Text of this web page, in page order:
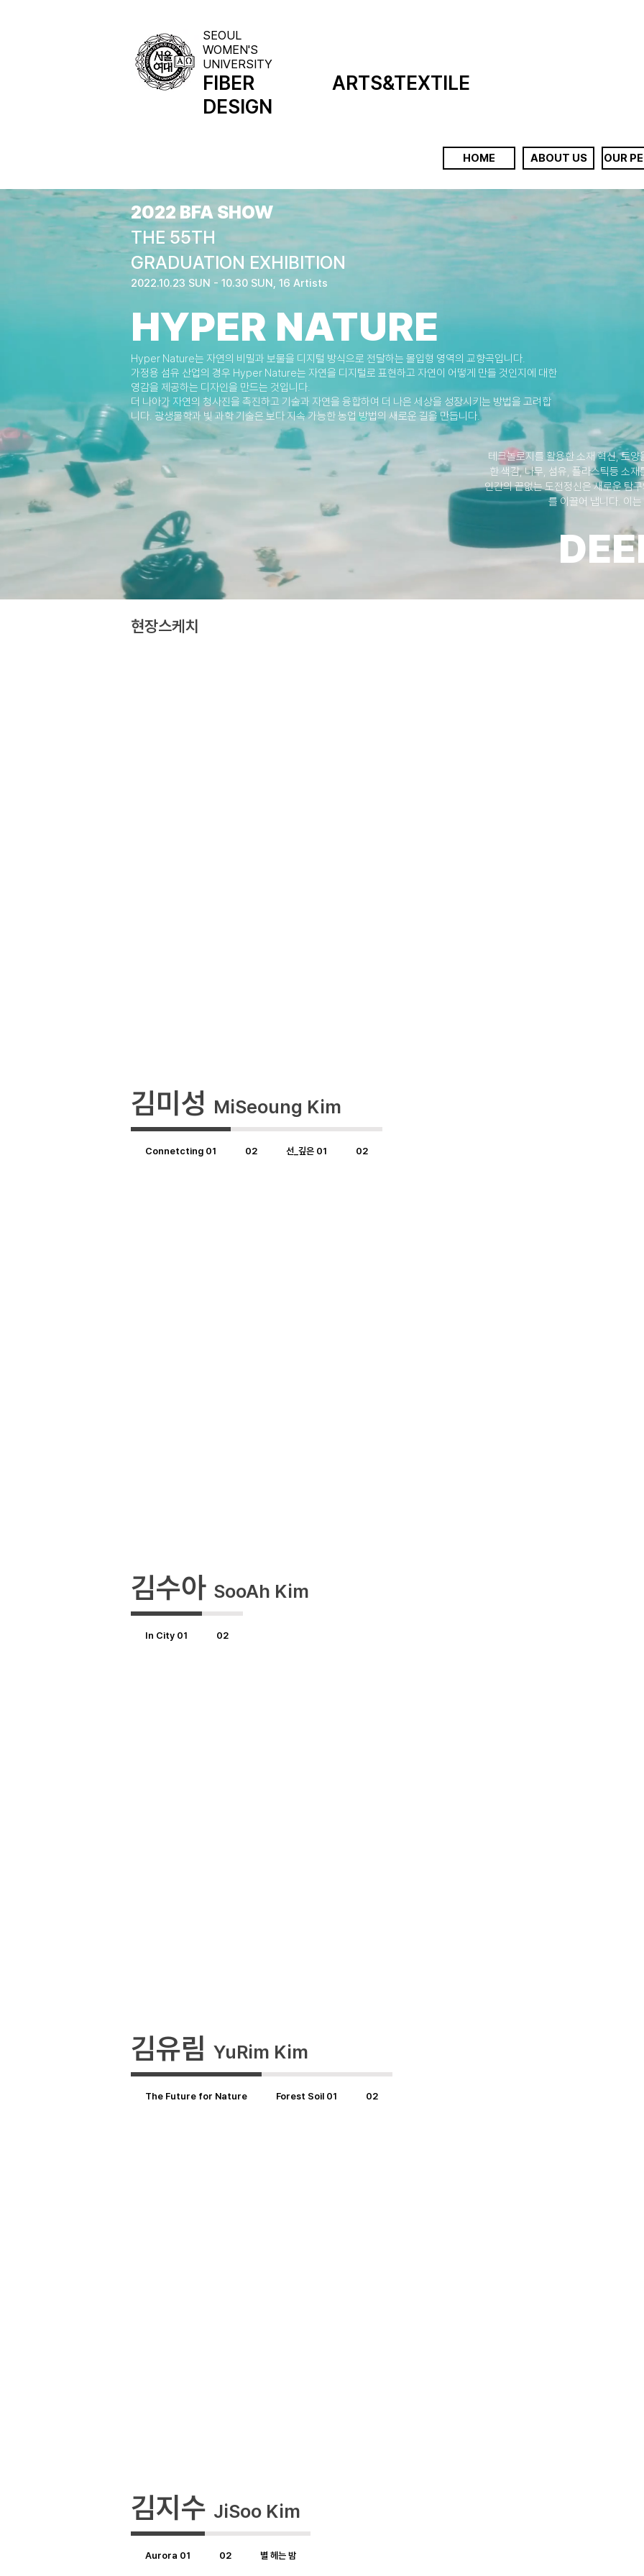
SEOUL
WOMEN'S
UNIVERSITY
FIBER ARTS&TEXTILE
DESIGN
HOME ABOUT US OUR
2022 BFA SHOW
THE 55TH
GRADUATION EXHIBITION
2022.10.23 SUN - 10.30 SUN, 16 Artists
HYPER NATURE
Hyper Nature는 자연의 비밀과 보물을 디지털 방식으로 전달하는 몰입형 영역의 교향곡입니다.
가정용 섬유 산업의 경우 Hyper Nature는 자연을 디지털로 표현하고 자연이 어떻게 만들 것인지에 대한
영감을 제공하는 디자인을 만드는 것입니다.
더 나아가 자연의 청사진을 촉진하고 기술과 자연을 융합하여 더 나은 세상을 성장시키는 방법을 고려합
니다. 광생물학과 빛 과학 기술은 보다 지속 가능한 농업 방법의 새로운 길을 만듭니다.
테크놀로지를 활용한 소재 혁신, 토
한 색감, 나무, 섬유, 플라스틱등 소
인간의 끝없는 도전정신은 새로운 탐
를 이끌어 냅니다. 이
현장스케치
김미성 MiSeoung Kim
Connetcting 01 02 선_깊은 01 02
김수아 SooAh Kim
In City 01 02
김유림 YuRim Kim
The Future for Nature Forest Soil 01 02
김지수 JiSoo Kim
Aurora 01 02 별 헤는 밤